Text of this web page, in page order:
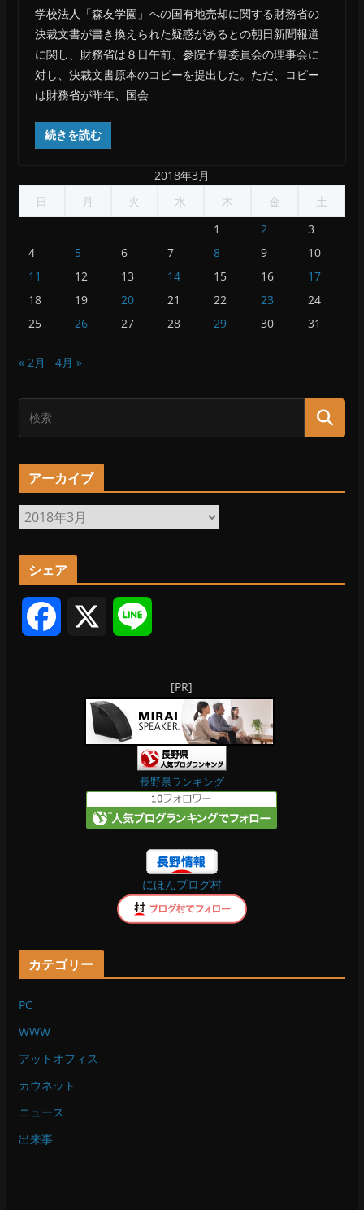
学校法人「森友学園」への国有地売却に関する財務省の
決裁文書が書き換えられた疑惑があるとの朝日新聞報道
に関し、財務省は８日午前、参院予算委員会の理事会に
対し、決裁文書原本のコピーを提出した。ただ、コピー
は財務省が昨年、国会
続きを読む
2018年3月
日
月 火 水 木 金
土
1
2
3
4
5 6 7 8 9
10
11
12 13 14 15 16
17
18
19 20 21 22 23
24
25
26 27 28 29 30 31
« 2月 4月 »
アーカイブ
ア
ー
カ
ブ
シェア
n
e
[PR]
長野県ランキング
にほんブログ村
カテゴリー
PC
WWW
アットオフィス
カウネット
ニュース
出来事